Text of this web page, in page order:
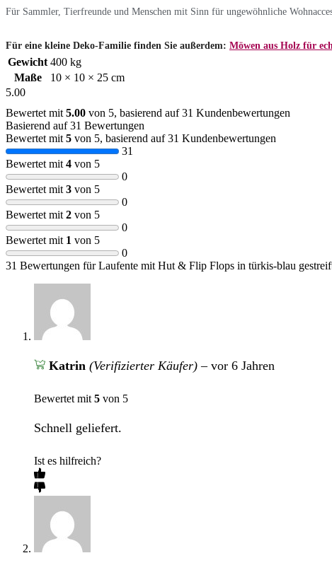
Für Sammler, Tierfreunde und Menschen mit Sinn für ungewöhnliche
Für eine kleine Deko-Familie finden Sie außerdem: Möwen aus Holz für
Gewicht 400 kg
Maße
10 × 10 × 25 cm
5.00
Bewertet mit 5.00 von 5, basierend auf31 Kundenbewertungen
Basierend auf 31 Bewertungen
Bewertet mit 5 von 5, basierend auf31 Kundenbewertungen
31
Bewertet mit 4 von 5
0
Bewertet mit 3 von 5
0
Bewertet mit 2 von 5
0
Bewertet mit 1 von 5
0
31 Bewertungen fürLaufente mit Hut & Flip Flops in türkis-blau
Katrin (Verifizierter Käufer) – vor 6 Jahren
Bewertet mit 5 von 5
Schnell geliefert.
Ist es hilfreich?